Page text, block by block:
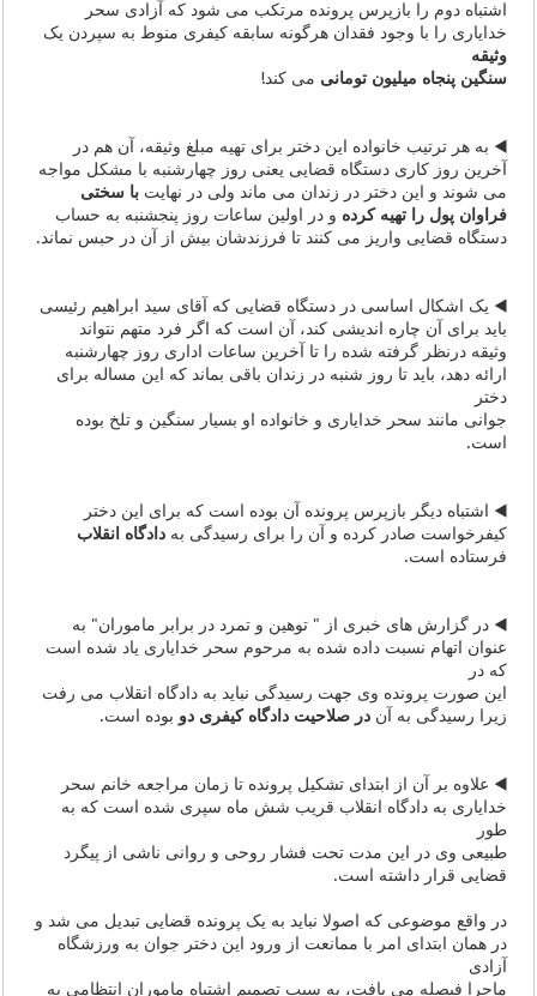
اشتباه دوم را بازپرس پرونده مرتکب می شود که آزادی سحر
خدایاری را با وجود فقدان هرگونه سابقه کیفری منوط به سپردن یک
وثیقه
سنگین پنجاه میلیون تومانی می کند!
◀️ به هر ترتیب خانواده این دختر برای تهیه مبلغ وثیقه، آن هم در
آخرین روز کاری دستگاه قضایی یعنی روز چهارشنبه با مشکل مواجه
می شوند و این دختر در زندان می ماند ولی در نهایتبا سختی
فراوان پول را تهیه کرده و در اولین ساعات روز پنجشنبه به حساب
دستگاه قضایی واریز می کنند تا فرزندشان بیش از آن در حبس نماند.
◀️ یک اشکال اساسی در دستگاه قضایی که آقای سید ابراهیم رئیسی
باید برای آن چاره اندیشی کند، آن است که اگر فرد متهم نتواند
وثیقه درنظر گرفته شده را تا آخرین ساعات اداری روز چهارشنبه
ارائه دهد، باید تا روز شنبه در زندان باقی بماند که این مساله برای
دختر
جوانی مانند سحر خدایاری و خانواده او بسیار سنگین و تلخ بوده
است.
◀️ اشتباه دیگر بازپرس پرونده آن بوده است که برای این دختر
کیفرخواست صادر کرده و آن را برای رسیدگی بهدادگاه انقلاب
فرستاده است.
◀️ در گزارش های خبری از " توهین و تمرد در برابر ماموران" به
عنوان اتهام نسبت داده شده به مرحوم سحر خدایاری یاد شده است
که در
این صورت پرونده وی جهت رسیدگی نباید به دادگاه انقلاب می رفت
زیرا رسیدگی به آندر صلاحیت دادگاه کیفری دو بوده است.
◀️ علاوه بر آن از ابتدای تشکیل پرونده تا زمان مراجعه خانم سحر
خدایاری به دادگاه انقلاب قریب شش ماه سپری شده است که به
طور
طبیعی وی در این مدت تحت فشار روحی و روانی ناشی از پیگرد
قضایی قرار داشته است.
در واقع موضوعی که اصولا نباید به یک پرونده قضایی تبدیل می شد و
در همان ابتدای امر با ممانعت از ورود این دختر جوان به ورزشگاه
آزادی
ماجرا فیصله می یافت، به سبب تصمیم اشتباه ماموران انتظامی به